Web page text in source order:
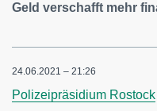
Geld verschafft mehr
24.06.2021 – 21:26
Polizeipräsidium Rostock